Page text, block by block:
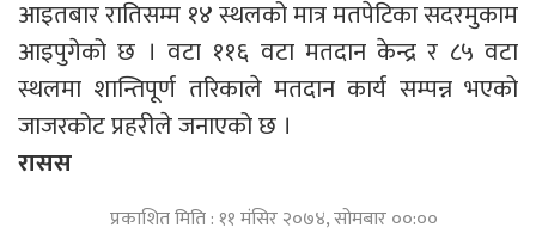
आइतबार रातिसम्म १४ स्थलको मात्र मतपेटिका सदरमुकाम
आइपुगेको छ । वटा ११६ वटा मतदान केन्द्र र ८५ वटा
स्थलमा शान्तिपूर्ण तरिकाले मतदान कार्य सम्पन्न भएको
जाजरकोट प्रहरीले जनाएको छ ।
रासस
प्रकाशित मिति : ११ मंसिर २०७४, सोमबार ००:००